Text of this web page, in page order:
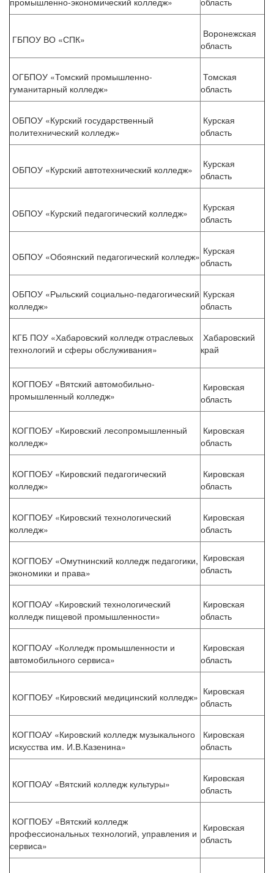
ГБПОУ ВО «СПК»
Воронежская
область
ОГБПОУ «Томский промышленно-
гуманитарный колледж»
Томская
область
ОБПОУ «Курский государственный
политехнический колледж»
Курская
область
ОБПОУ «Курский автотехнический колледж»
Курская
область
ОБПОУ «Курский педагогический колледж»
Курская
область
ОБПОУ «Обоянский педагогический колледж» Курская
область
ОБПОУ «Рыльский социально-педагогический
колледж»
Курская
область
КГБ ПОУ «Хабаровский колледж отраслевых
технологий и сферы обслуживания»
Хабаровский
край
КОГПОБУ «Вятский автомобильно-
промышленный колледж»
Кировская
область
КОГПОБУ «Кировский лесопромышленный
колледж»
Кировская
область
КОГПОБУ «Кировский педагогический
колледж»
Кировская
область
КОГПОБУ «Кировский технологический
колледж»
Кировская
область
КОГПОБУ «Омутнинский колледж педагогики,
экономики и права»
Кировская
область
КОГПОАУ «Кировский технологический
колледж пищевой промышленности»
Кировская
область
КОГПОАУ «Колледж промышленности и
автомобильного сервиса»
Кировская
область
КОГПОБУ «Кировский медицинский колледж» Кировская
область
КОГПОАУ «Кировский колледж музыкального
искусства им. И.В.Казенина»
Кировская
область
КОГПОАУ «Вятский колледж культуры»
Кировская
область
КОГПОБУ «Вятский колледж
профессиональных технологий, управления и
сервиса»
Кировская
область